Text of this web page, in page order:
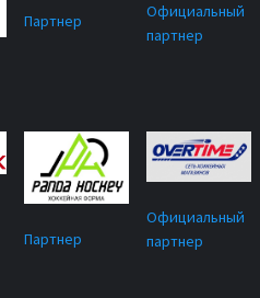
Партнер
Официальный
партнер
Партнер
Официальный
партнер